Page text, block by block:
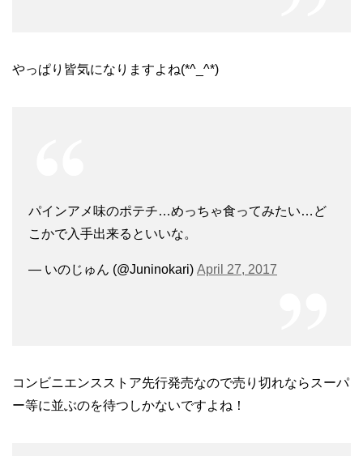
やっぱり皆気になりますよね(*^_^*)
パインアメ味のポテチ…めっちゃ食ってみたい…ど
こかで入手出来るといいな。
— いのじゅん (@Juninokari) April 27, 2017
コンビニエンスストア先行発売なので売り切れならスーパ
ー等に並ぶのを待つしかないですよね！